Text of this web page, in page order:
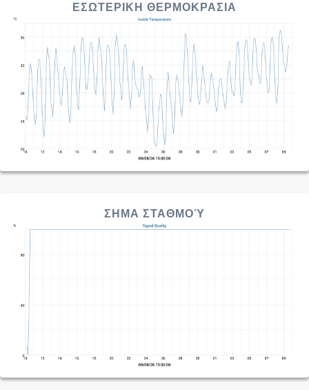
ΕΣΩΤΕΡΙΚΗ ΘΕΡΜΟΚΡΑΣΙΑ
ΣΗΜΑ ΣΤΑΘΜΟΎ